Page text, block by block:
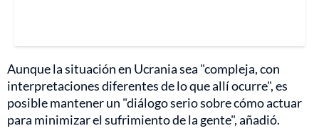
Aunque la situación en Ucrania sea "compleja, con
interpretaciones diferentes de lo que allí ocurre", es
posible mantener un "diálogo serio sobre cómo actuar
para minimizar el sufrimiento de la gente", añadió.